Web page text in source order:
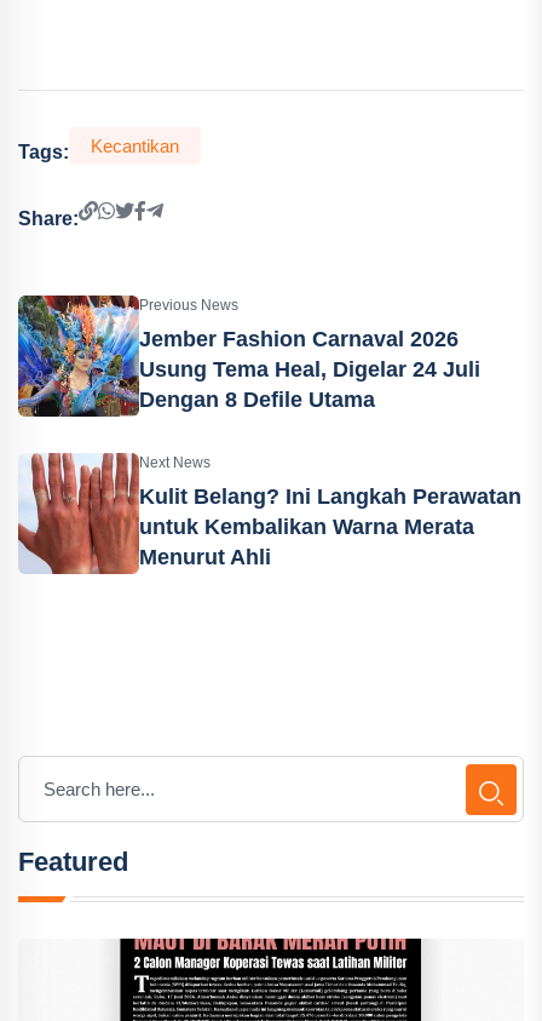
Tags: Kecantikan
Share:
Previous News
Jember Fashion Carnaval 2026
Usung Tema Heal, Digelar 24 Juli
Dengan 8 Defile Utama
Next News
Kulit Belang? Ini Langkah Perawatan
untuk Kembalikan Warna Merata
Menurut Ahli
Featured